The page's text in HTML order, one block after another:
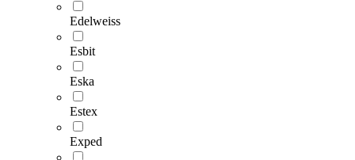
Edelweiss
Esbit
Eska
Estex
Exped